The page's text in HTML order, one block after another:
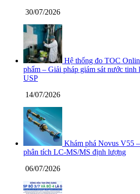
30/07/2026
Hệ thống đo TOC
phẩm – Giải pháp giám sát nước tinh
USP
14/07/2026
Khám phá Novus V55
phân tích LC-MS/MS định lượng
06/07/2026